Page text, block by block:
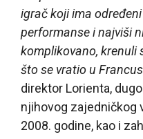
igrač koji ima
performanse i najviši
komplikovano, krenuli
što se vratio u
direktor Lorienta,
njihovog zajedničkog
2008. godine, kao i